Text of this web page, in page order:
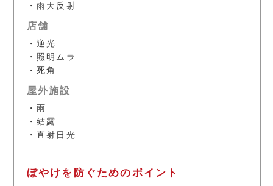
・雨天反射
店舗
・逆光
・照明ムラ
・死角
屋外施設
・雨
・結露
・直射日光
ぼやけを防ぐためのポイント